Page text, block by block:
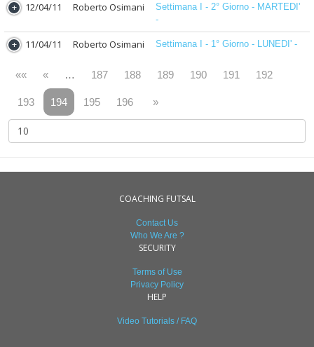
12/04/11 Roberto Osimani
Settimana I - 2° Giorno - MARTEDI'
-
11/04/11 Roberto Osimani Settimana I - 1° Giorno - LUNEDI' -
«« « … 187 188 189 190 191 192
193 194 195 196 »
COACHING FUTSAL
Contact Us
Who We Are ?
SECURITY
Terms of Use
Privacy Policy
HELP
Video Tutorials / FAQ